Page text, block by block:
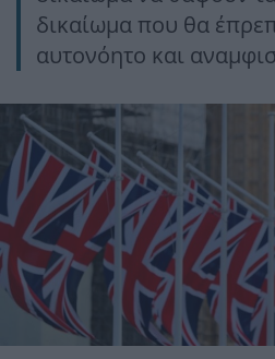
δικαίωμα που θα
αυτονόητο και